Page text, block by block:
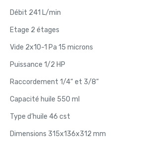
Débit 241 L/min
Etage 2 étages
Vide 2x10-1 Pa 15 microns
Puissance 1/2 HP
Raccordement 1/4“ et 3/8“
Capacité huile 550 ml
Type d’huile 46 cst
Dimensions 315x136x312 mm